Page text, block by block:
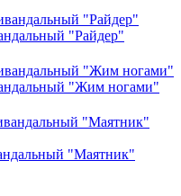
"Райдер"
"Жим ногами"
"Маятник"